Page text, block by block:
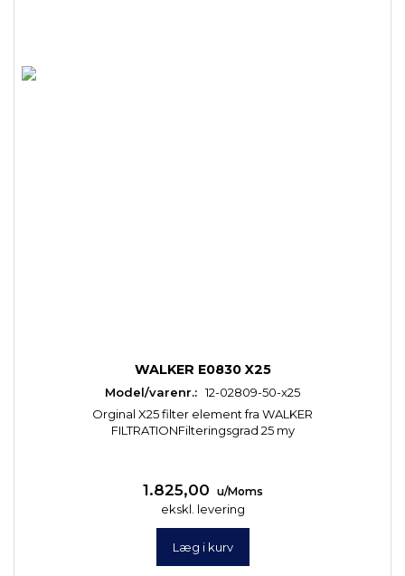
WALKER E0830 X25
Model/varenr.: 12-02809-50-x25
Orginal X25 filter element fra WALKER
FILTRATIONFilteringsgrad 25 my
1.825,00 u/Moms
ekskl. levering
Læg i kurv